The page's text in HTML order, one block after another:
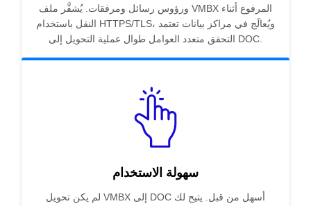
ورؤوس رسائل ومرفقات. يُشفَّر ملف VMBX المرفوع أثناء
النقل باستخدام HTTPS/TLS، ويُعالَج في مراكز بيانات تعتمد
التحقق متعدد العوامل طوال عملية التحويل إلى DOC.
سهولة الاستخدام
لم يكن تحويل VMBX إلى DOC أسهل من قبل. يتيح لك